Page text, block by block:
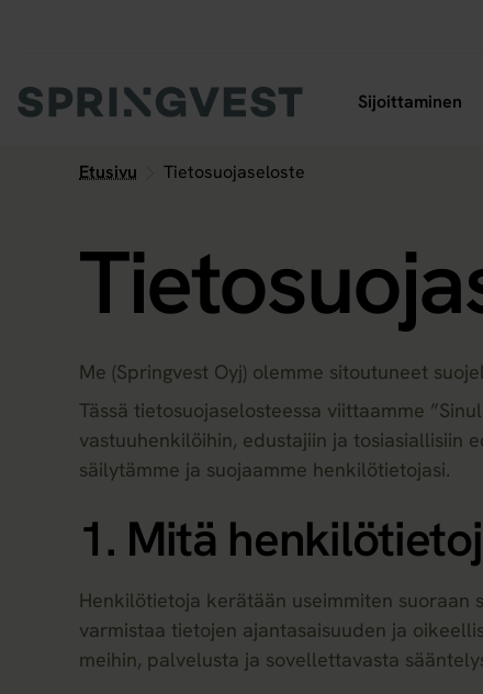
Sijoittaminen
Etusivu Tietosuojaseloste
Me (Springvest Oyj) olemme sitoutuneet
Tässä tietosuojaselosteessa viittaamme
vastuuhenkilöihin, edustajiin ja tosiasiallisiin
säilytämme ja suojaamme henkilötietojasi.
1. Mitä
Henkilötietoja kerätään useimmiten suoraan
varmistaa tietojen ajantasaisuuden ja
meihin, palvelusta ja sovellettavasta